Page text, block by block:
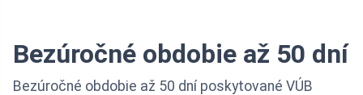
Bezúročné obdobie až 50 dní
Bezúročné obdobie až 50 dní poskytované VÚB